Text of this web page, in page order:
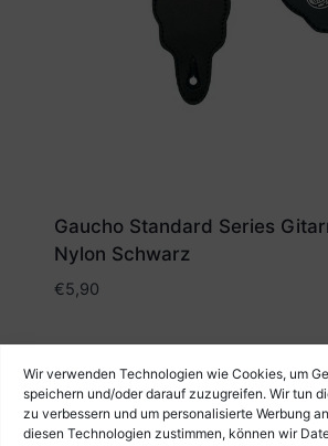
Wir verwenden Technologien wie Cookies, um
speichern und/oder darauf zuzugreifen. Wir tun
zu verbessern und um personalisierte Werbung
diesen Technologien zustimmen, können wir
Gaucho Standard Series
Nylon Schwarz
€5,90